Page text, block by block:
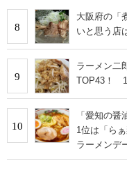
8
大阪府の「
いと思う店
9
ラーメン二
TOP43！ 1
10
「愛知の
1位は「ら
ラーメンデ